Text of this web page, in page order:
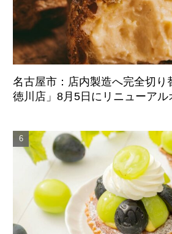
名古屋市：店内製造へ完全切り
徳川店」8月5日にリニューア